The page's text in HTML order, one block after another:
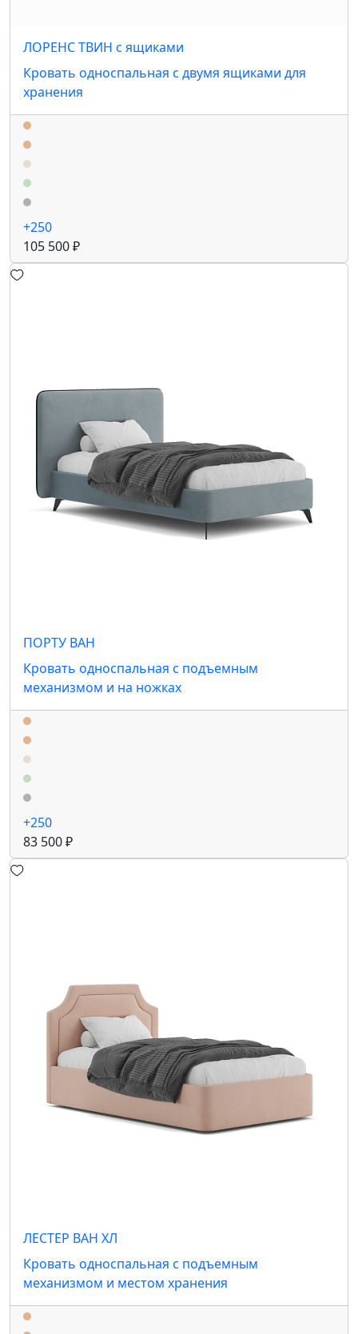
ЛОРЕНС ТВИН с ящиками
Кровать односпальная с двумя ящиками для
хранения
+250
105 500 ₽
ПОРТУ ВАН
Кровать односпальная с подъемным
механизмом и на ножках
+250
83 500 ₽
ЛЕСТЕР ВАН ХЛ
Кровать односпальная с подъемным
механизмом и местом хранения